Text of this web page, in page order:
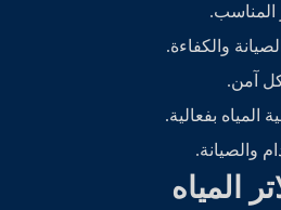
المناسب.
والكفاءة.
آمن.
المياه بفعالية.
والصيانة.
المياه